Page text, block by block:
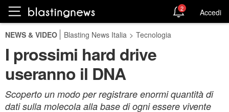
2 Accedi
NEWS & VIDEO Blasting News Italia > Tecnologia
I prossimi hard drive
useranno il DNA
Scoperto un modo per registrare enormi quantità di
dati sulla molecola alla base di ogni essere vivente